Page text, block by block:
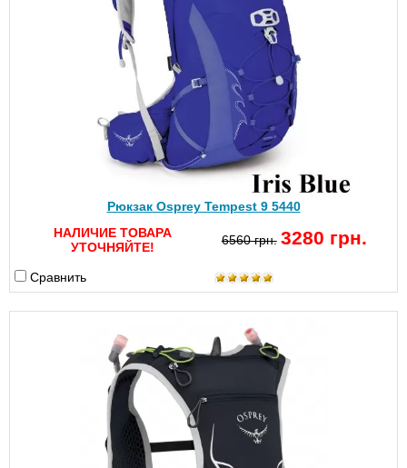
Рюкзак Osprey Tempest 9 5440
НАЛИЧИЕ ТОВАРА
УТОЧНЯЙТЕ!
6560 грн. 3280 грн.
Сравнить